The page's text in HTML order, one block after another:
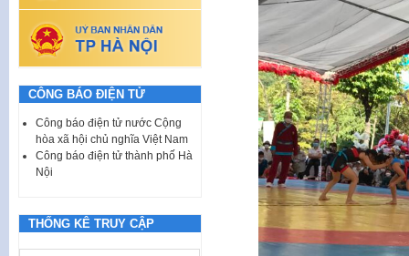
CÔNG BÁO ĐIỆN TỬ
Công báo điện tử nước Cộng
hòa xã hội chủ nghĩa Việt Nam
Công báo điện tử thành phố Hà
Nội
THỐNG KÊ TRUY CẬP